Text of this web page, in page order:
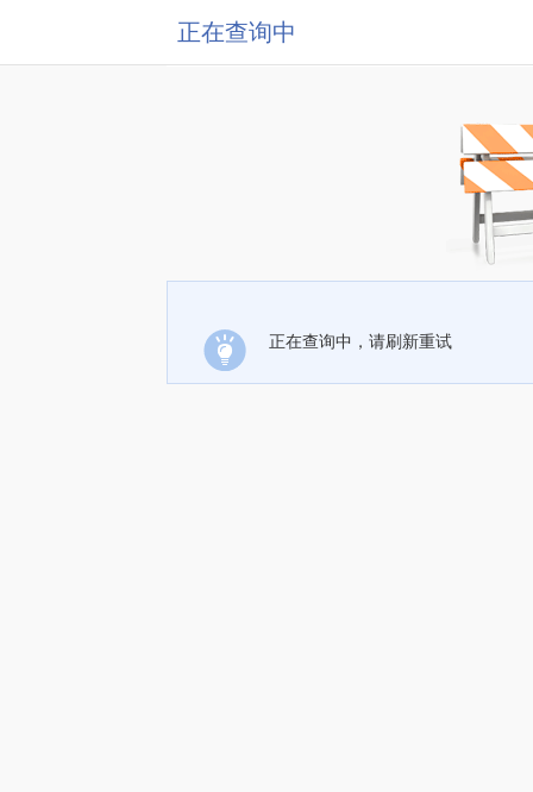
正在查询中
正在查询中，请刷新重试